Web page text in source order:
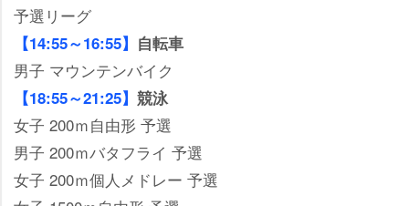
予選リーグ
【14:55～16:55】 自転車
男子 マウンテンバイク
【18:55～21:25】 競泳
女子 200ｍ自由形 予選
男子 200ｍバタフライ 予選
女子 200ｍ個人メドレー 予選